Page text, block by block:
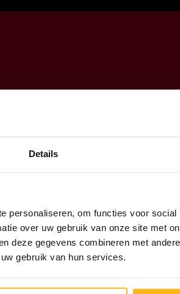
Details
personaliseren, om functies voor
over uw gebruik van onze site met
deze gegevens combineren met
gebruik van hun services.